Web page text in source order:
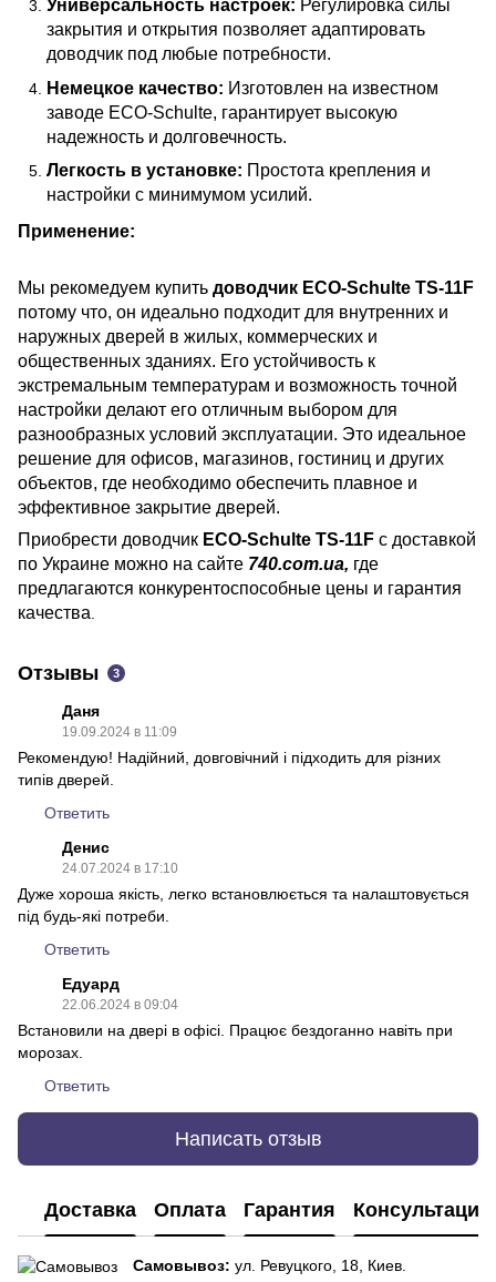
Универсальность настроек: Регулировка силы
закрытия и открытия позволяет адаптировать
доводчик под любые потребности.
Немецкое качество: Изготовлен на известном
заводе ECO-Schulte, гарантирует высокую
надежность и долговечность.
Легкость в установке: Простота крепления и
настройки с минимумом усилий.
Применение:
Мы рекомедуем купить доводчик ECO-Schulte TS-11F
потому что, он идеально подходит для внутренних и
наружных дверей в жилых, коммерческих и
общественных зданиях. Его устойчивость к
экстремальным температурам и возможность точной
настройки делают его отличным выбором для
разнообразных условий эксплуатации. Это идеальное
решение для офисов, магазинов, гостиниц и других
объектов, где необходимо обеспечить плавное и
эффективное закрытие дверей.
Приобрести доводчик ECO-Schulte TS-11F с доставкой
по Украине можно на сайте 740.com.ua, где
предлагаются конкурентоспособные цены и гарантия
качества
Отзывы 3
Даня
19.09.2024 в 11:09
Рекомендую! Надійний, довговічний і підходить для різних
типів дверей.
Ответить
Денис
24.07.2024 в 17:10
Дуже хороша якість, легко встановлюється та налаштовується
під будь-які потреби.
Ответить
Едуард
22.06.2024 в 09:04
Встановили на двері в офісі. Працює бездоганно навіть при
морозах.
Ответить
Написать отзыв
Доставка Оплата Гарантия Консультация
Самовывоз: ул. Ревуцкого, 18, Киев.